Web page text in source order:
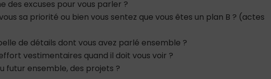
des excuses pour vous parler ?
sa priorité ou bien vous sentez que vous êtes un plan B ? (actes
de détails dont vous avez parlé ensemble ?
vestimentaires quand il doit vous voir ?
futur ensemble, des projets ?